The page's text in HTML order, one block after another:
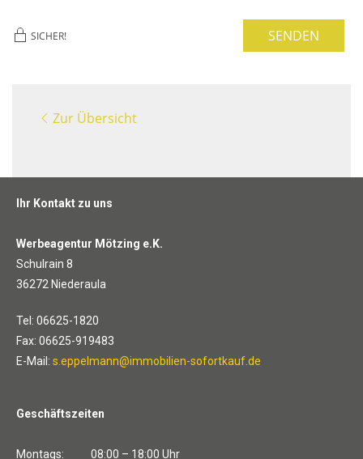
SICHER! SENDEN
Zur Übersicht
Ihr Kontakt zu uns
Werbeagentur Mötzing e.K.
Schulrain 8
36272 Niederaula
Tel: 06625-1820
Fax: 06625-919483
E-Mail: s.eppelmann@immobilien-sofortkauf.de
Geschäftszeiten
Montags: 08:00 – 18:00 Uhr